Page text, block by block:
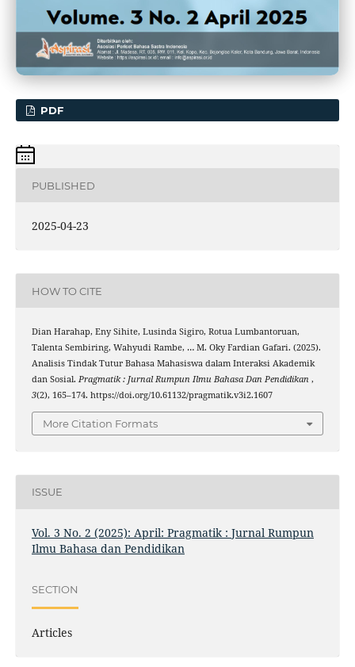
PDF
PUBLISHED
2025-04-23
HOW TO CITE
Dian Harahap, Eny Sihite, Lusinda Sigiro, Rotua Lumbantoruan,
Talenta Sembiring, Wahyudi Rambe, … M. Oky Fardian Gafari. (2025).
Analisis Tindak Tutur Bahasa Mahasiswa dalam Interaksi Akademik
dan Sosial. Pragmatik : Jurnal Rumpun Ilmu Bahasa Dan Pendidikan ,
3(2), 165–174. https://doi.org/10.61132/pragmatik.v3i2.1607
More Citation Formats
ISSUE
Vol. 3 No. 2 (2025): April: Pragmatik : Jurnal Rumpun
Ilmu Bahasa dan Pendidikan
SECTION
Articles